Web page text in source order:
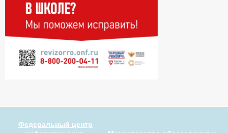
Федеральный центр